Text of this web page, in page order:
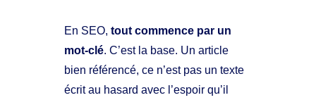
En SEO,tout commence par un
mot-clé. C’est la base. Un article
bien référencé, ce n’est pas un texte
écrit au hasard avec l’espoir qu’il